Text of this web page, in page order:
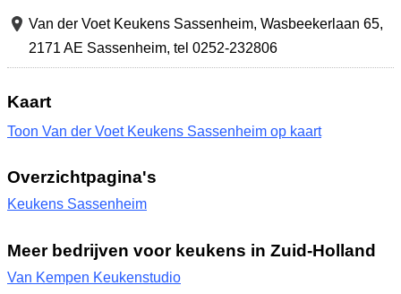
Van der Voet Keukens Sassenheim, Wasbeekerlaan 65,
2171 AE Sassenheim, tel 0252-232806
Kaart
Toon Van der Voet Keukens Sassenheim op kaart
Overzichtpagina's
Keukens Sassenheim
Meer bedrijven voor keukens in Zuid-Holland
Van Kempen Keukenstudio